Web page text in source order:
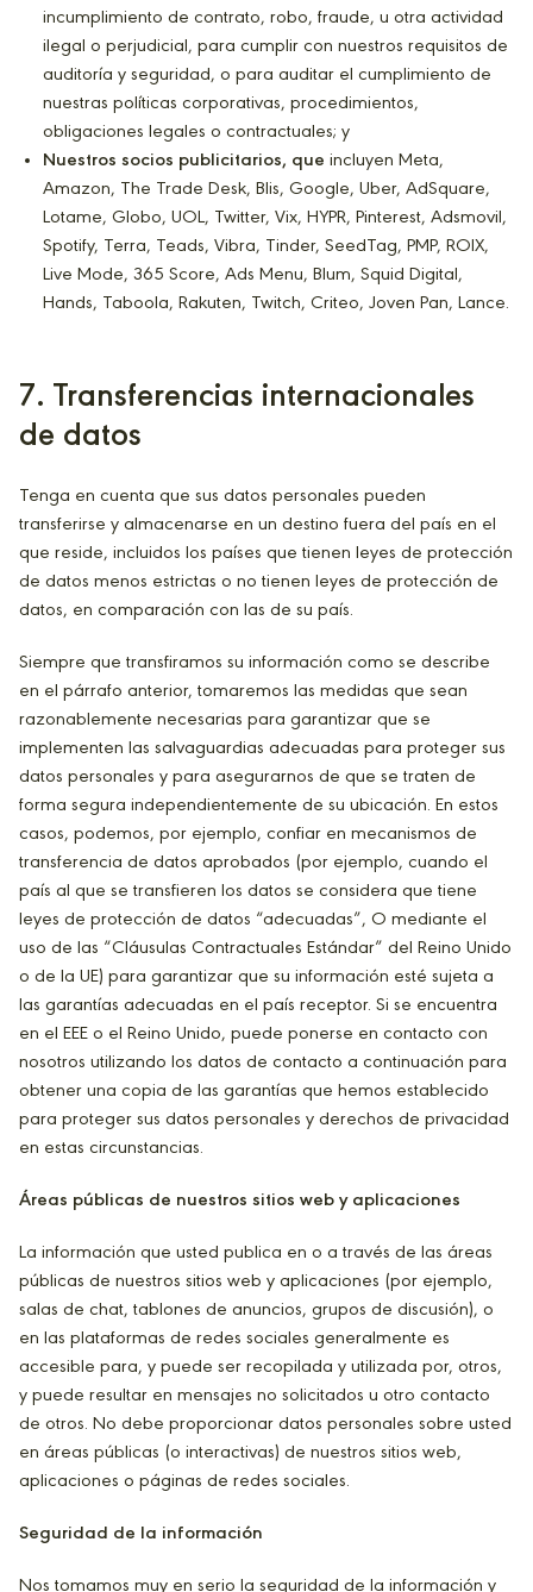
incumplimiento de contrato, robo, fraude, u otra actividad
ilegal o perjudicial, para cumplir con nuestros requisitos de
auditoría y seguridad, o para auditar el cumplimiento de
nuestras políticas corporativas, procedimientos,
obligaciones legales o contractuales; y
Nuestros socios publicitarios, que incluyen Meta,
Amazon, The Trade Desk, Blis, Google, Uber, AdSquare,
Lotame, Globo, UOL, Twitter, Vix, HYPR, Pinterest, Adsmovil,
Spotify, Terra, Teads, Vibra, Tinder, SeedTag, PMP, ROIX,
Live Mode, 365 Score, Ads Menu, Blum, Squid Digital,
Hands, Taboola, Rakuten, Twitch, Criteo, Joven Pan, Lance.
7. Transferencias internacionales
de datos
Tenga en cuenta que sus datos personales pueden
transferirse y almacenarse en un destino fuera del país en el
que reside, incluidos los países que tienen leyes de protección
de datos menos estrictas o no tienen leyes de protección de
datos, en comparación con las de su país.
Siempre que transfiramos su información como se describe
en el párrafo anterior, tomaremos las medidas que sean
razonablemente necesarias para garantizar que se
implementen las salvaguardias adecuadas para proteger sus
datos personales y para asegurarnos de que se traten de
forma segura independientemente de su ubicación. En estos
casos, podemos, por ejemplo, confiar en mecanismos de
transferencia de datos aprobados (por ejemplo, cuando el
país al que se transfieren los datos se considera que tiene
leyes de protección de datos “adecuadas”, O mediante el
uso de las “Cláusulas Contractuales Estándar” del Reino Unido
o de la UE) para garantizar que su información esté sujeta a
las garantías adecuadas en el país receptor. Si se encuentra
en el EEE o el Reino Unido, puede ponerse en contacto con
nosotros utilizando los datos de contacto a continuación para
obtener una copia de las garantías que hemos establecido
para proteger sus datos personales y derechos de privacidad
en estas circunstancias.
Áreas públicas de nuestros sitios web y aplicaciones
La información que usted publica en o a través de las áreas
públicas de nuestros sitios web y aplicaciones (por ejemplo,
salas de chat, tablones de anuncios, grupos de discusión), o
en las plataformas de redes sociales generalmente es
accesible para, y puede ser recopilada y utilizada por, otros,
y puede resultar en mensajes no solicitados u otro contacto
de otros. No debe proporcionar datos personales sobre usted
en áreas públicas (o interactivas) de nuestros sitios web,
aplicaciones o páginas de redes sociales.
Seguridad de la información
Nos tomamos muy en serio la seguridad de la información y